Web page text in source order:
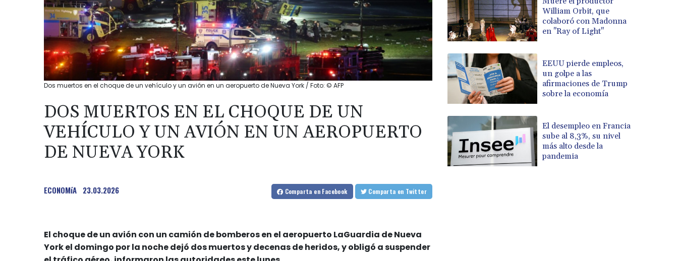
Dos muertos en el choque de un vehículo y un avión en un aeropuerto de Nueva York / Foto: © AFP
DOS MUERTOS EN EL CHOQUE DE UN
VEHÍCULO Y UN AVIÓN EN UN AEROPUERTO
DE NUEVA YORK
ECONOMíA 23.03.2026 Comparta en Facebook Comparta en Twitter
El choque de un avión con un camión de bomberos en el aeropuerto LaGuardia de Nueva
York el domingo por la noche dejó dos muertos y decenas de heridos, y obligó a suspender
William Orbit, que
colaboró con Madonna
en "Ray of Light"
EEUU pierde empleos,
un golpe a las
afirmaciones de Trump
sobre la economía
El desempleo en Francia
sube al 8,3%, su nivel
más alto desde la
pandemia